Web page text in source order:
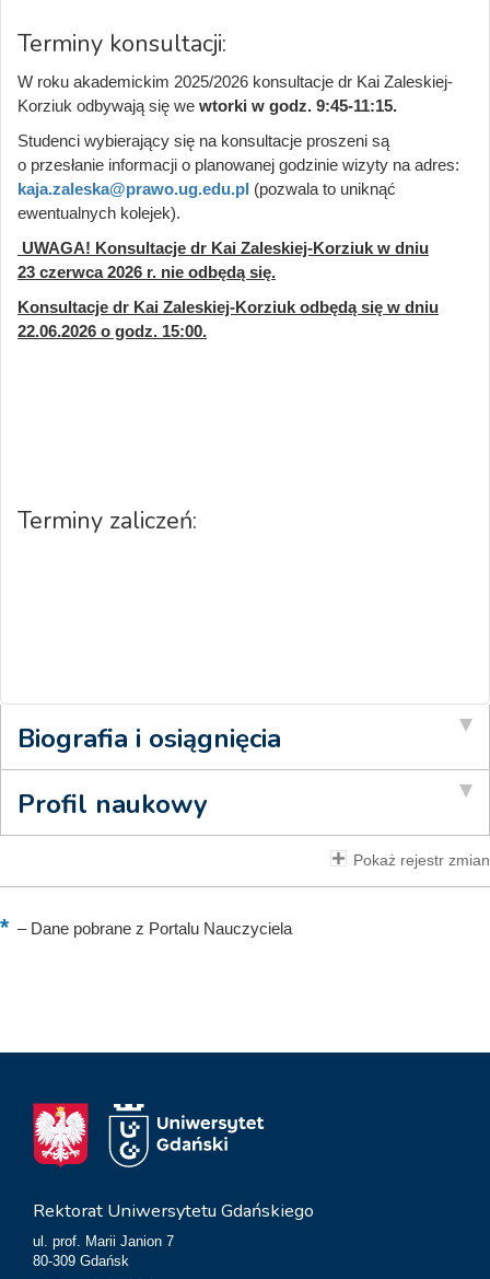
Terminy konsultacji:
W roku akademickim 2025/2026 konsultacje dr Kai Zaleskiej-
Korziuk odbywają się we wtorki w godz. 9:45-11:15.
Studenci wybierający się na konsultacje proszeni są
o przesłanie informacji o planowanej godzinie wizyty na adres:
kaja.zaleska@prawo.ug.edu.pl (pozwala to uniknąć
ewentualnych kolejek).
UWAGA! Konsultacje dr Kai Zaleskiej-Korziuk w dniu
23 czerwca 2026 r. nie odbędą się.
Konsultacje dr Kai Zaleskiej-Korziuk odbędą się w dniu
22.06.2026 o godz. 15:00.
Terminy zaliczeń:
Biografia i osiągnięcia
Profil naukowy
Pokaż rejestr zmian
–Dane pobrane z Portalu Nauczyciela
Rektorat Uniwersytetu Gdańskiego
ul. prof. Marii Janion 7
80-309 Gdańsk